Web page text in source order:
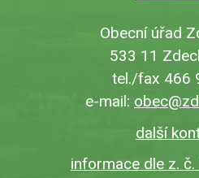
Obecní úřad
533 11
tel./fax 466
e-mail:
další
informace dle z.